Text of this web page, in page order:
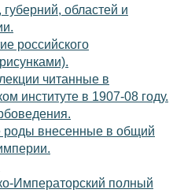
областей и
российского
читанные в
институте в 1907-08 году.
роды внесенные в общий
Императорский полный